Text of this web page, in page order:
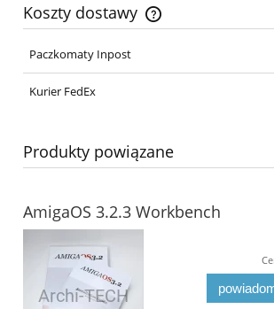
Koszty dostawy
Cena nie zawiera ewentualnych kosztów
Paczkomaty Inpost
Kurier FedEx
Produkty powiązane
AmigaOS 3.2.3 Workbench